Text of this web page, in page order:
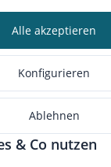
Alle akzeptieren
Konfigurieren
Ablehnen
& Co nutzen
USt., zzgl.Versand